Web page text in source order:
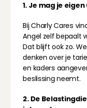
1. Je mag je
Bij Charly Cares
Angel zelf bepaalt
Dat blijft ook zo.
denken over je
en kaders
beslissing neemt.
2. De